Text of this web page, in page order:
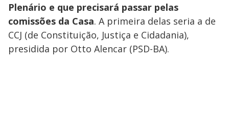
Plenário e que precisará passar pelas
comissões da Casa. A primeira delas seria a de
CCJ (de Constituição, Justiça e Cidadania),
presidida por Otto Alencar (PSD-BA).